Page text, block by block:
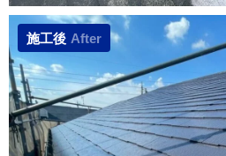
施工後 After